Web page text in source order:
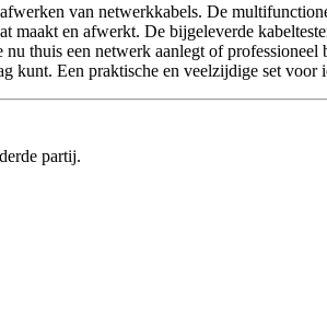
van netwerkkabels. De
maakt en afwerkt. De bijgeleverde
thuis een netwerk aanlegt of
kunt. Een praktische en veelzijdige set
partij.